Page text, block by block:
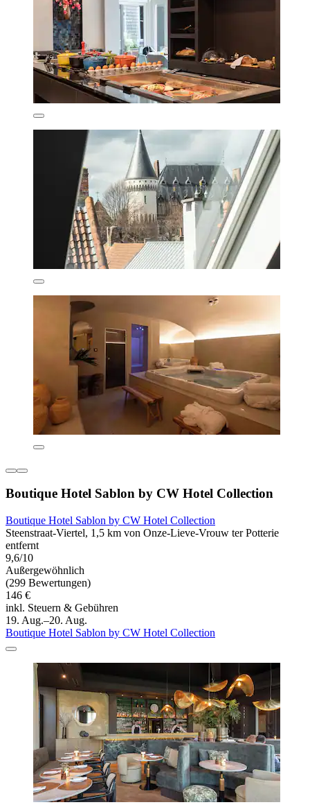
Boutique Hotel Sablon by CW Hotel Collection
Boutique Hotel Sablon by CW Hotel Collection
Steenstraat-Viertel, 1,5 km von Onze-Lieve-Vrouw ter Potterie
entfernt
9,6/10
Außergewöhnlich
(299 Bewertungen)
146 €
inkl. Steuern & Gebühren
19. Aug.–20. Aug.
Boutique Hotel Sablon by CW Hotel Collection